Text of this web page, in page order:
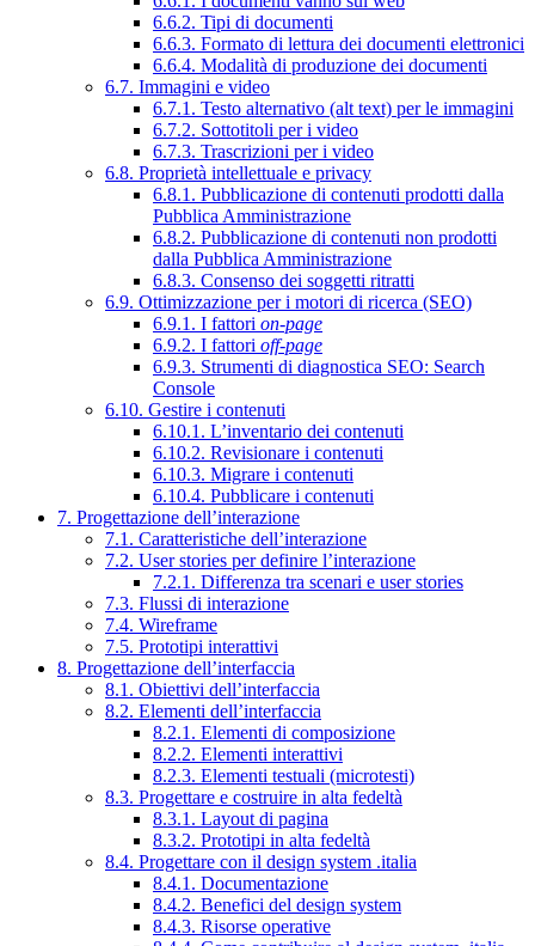
6.6.2. Tipi di documenti
6.6.3. Formato di lettura dei documenti elettronici
6.6.4. Modalità di produzione dei documenti
6.7. Immagini e video
6.7.1. Testo alternativo (alt text) per le immagini
6.7.2. Sottotitoli per i video
6.7.3. Trascrizioni per i video
6.8. Proprietà intellettuale e privacy
6.8.1. Pubblicazione di contenuti prodotti dalla
Pubblica Amministrazione
6.8.2. Pubblicazione di contenuti non prodotti
dalla Pubblica Amministrazione
6.8.3. Consenso dei soggetti ritratti
6.9. Ottimizzazione per i motori di ricerca (SEO)
6.9.1. I fattori on-page
6.9.2. I fattori off-page
6.9.3. Strumenti di diagnostica SEO: Search
Console
6.10. Gestire i contenuti
6.10.1. L’inventario dei contenuti
6.10.2. Revisionare i contenuti
6.10.3. Migrare i contenuti
6.10.4. Pubblicare i contenuti
7. Progettazione dell’interazione
7.1. Caratteristiche dell’interazione
7.2. User stories per definire l’interazione
7.2.1. Differenza tra scenari e user stories
7.3. Flussi di interazione
7.4. Wireframe
7.5. Prototipi interattivi
8. Progettazione dell’interfaccia
8.1. Obiettivi dell’interfaccia
8.2. Elementi dell’interfaccia
8.2.1. Elementi di composizione
8.2.2. Elementi interattivi
8.2.3. Elementi testuali (microtesti)
8.3. Progettare e costruire in alta fedeltà
8.3.1. Layout di pagina
8.3.2. Prototipi in alta fedeltà
8.4. Progettare con il design system .italia
8.4.1. Documentazione
8.4.2. Benefici del design system
8.4.3. Risorse operative